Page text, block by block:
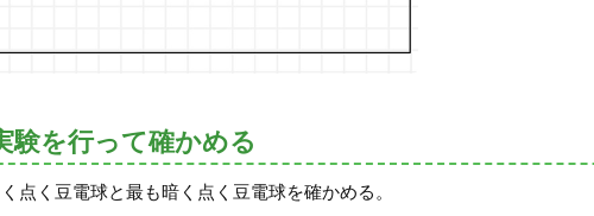
験を行って確かめる
点く豆電球と最も暗く点く豆電球を確かめる。